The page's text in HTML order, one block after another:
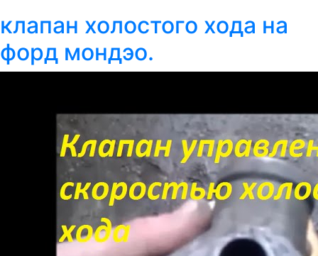
клапан холостого хода на
форд мондэо.